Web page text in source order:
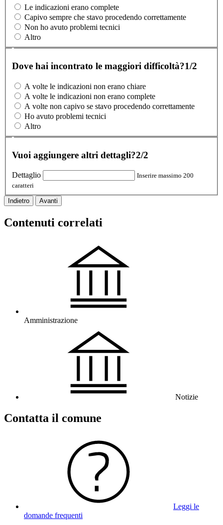
Le indicazioni erano complete
Capivo sempre che stavo procedendo correttamente
Non ho avuto problemi tecnici
Altro
Dove hai incontrato le maggiori difficoltà?1/2
A volte le indicazioni non erano chiare
A volte le indicazioni non erano complete
A volte non capivo se stavo procedendo correttamente
Ho avuto problemi tecnici
Altro
Vuoi aggiungere altri dettagli?2/2
Dettaglio
Inserire massimo 200
caratteri
Indietro Avanti
Contenuti correlati
Amministrazione
Notizie
Contatta il comune
Leggi le
domande frequenti